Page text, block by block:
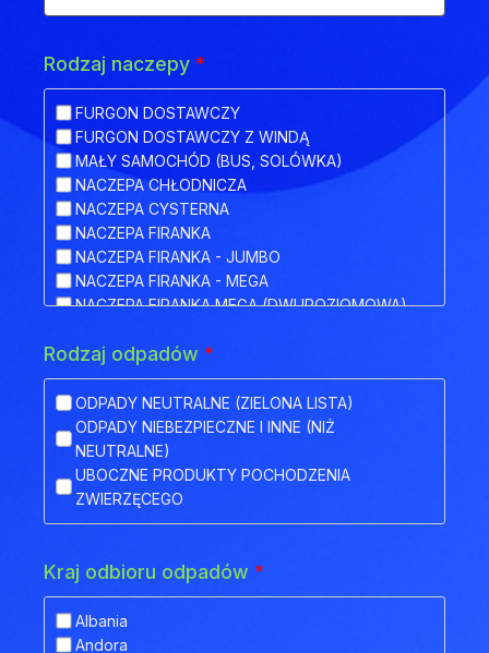
Rodzaj naczepy *
FURGON DOSTAWCZY
FURGON DOSTAWCZY Z WINDĄ
MAŁY SAMOCHÓD (BUS, SOLÓWKA)
NACZEPA CHŁODNICZA
NACZEPA CYSTERNA
NACZEPA FIRANKA
NACZEPA FIRANKA - JUMBO
NACZEPA FIRANKA - MEGA
NACZEPA FIRANKA MEGA (DWUPOZIOMOWA)
NACZEPA HAKOWA Z PRZYCZEPĄ
NACZEPA IZOTERMA
NACZEPA KŁONICOWA
NACZEPA KONTENEROWA
NACZEPA MEGA (NISKOPODWOZIOWA)
NACZEPA NISKOPODWOZIOWA
NACZEPA NISKOPODWOZIOWA Z OBNIŻONYM
POKŁADEM
NACZEPA PLATFORMA
NACZEPA PLATFORMOWA BDF
NACZEPA PRZEZNACZONA DO TRANSPORTU
ZWIERZĄT
Rodzaj odpadów *
ODPADY NEUTRALNE (ZIELONA LISTA)
ODPADY NIEBEZPIECZNE I INNE (NIŻ
NEUTRALNE)
UBOCZNE PRODUKTY POCHODZENIA
ZWIERZĘCEGO
Kraj odbioru odpadów *
Albania
Andora